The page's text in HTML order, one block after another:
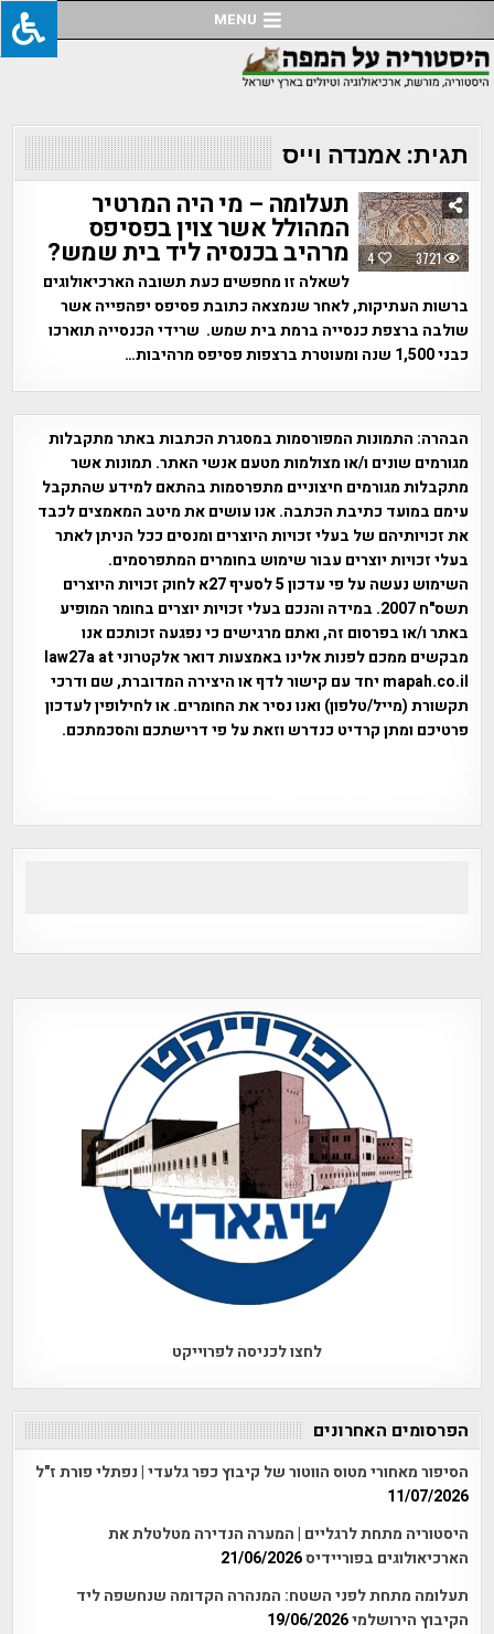
to
content
MENU
תגית:אמנדה וייס
4 3721
תעלומה – מי היה המרטיר
המהולל אשר צוין בפסיפס
מרהיב בכנסיה ליד בית שמש?
לשאלה זו מחפשים כעת תשובה הארכיאולוגים
ברשות העתיקות, לאחר שנמצאה כתובת פסיפס יפהפייה אשר
שולבה ברצפת כנסייה ברמת בית שמש. שרידי הכנסייה תוארכו
כבני 1,500 שנה ומעוטרת ברצפות פסיפס מרהיבות…
הבהרה: התמונות המפורסמות במסגרת הכתבות באתר מתקבלות
מגורמים שונים ו/או מצולמות מטעם אנשי האתר. תמונות אשר
מתקבלות מגורמים חיצוניים מתפרסמות בהתאם למידע שהתקבל
עימם במועד כתיבת הכתבה. אנו עושים את מיטב המאמצים לכבד
את זכויותיהם של בעלי זכויות היוצרים ומנסים ככל הניתן לאתר
בעלי זכויות יוצרים עבור שימוש בחומרים המתפרסמים.
השימוש נעשה על פי עדכון 5 לסעיף 27א לחוק זכויות היוצרים
תשס"ח 2007. במידה והנכם בעלי זכויות יוצרים בחומר המופיע
באתר ו/או בפרסום זה, ואתם מרגישים כי נפגעה זכותכם אנו
מבקשים ממכם לפנות אלינו באמצעות דואר אלקטרוני law27a at
mapah.co.il יחד עם קישור לדף או היצירה המדוברת, שם ודרכי
תקשורת (מייל/טלפון) ואנו נסיר את החומרים. או לחילופין לעדכון
פרטיכם ומתן קרדיט כנדרש וזאת על פי דרישתכם והסכמתכם.
לחצו לכניסה לפרוייקט
הפרסומים האחרונים
הסיפור מאחורי מטוס הווטור של קיבוץ כפר גלעדי | נפתלי פורת ז"ל
11/07/2026
היסטוריה מתחת לרגליים | המערה הנדירה מטלטלת את
הארכיאולוגים בפוריידיס21/06/2026
תעלומה מתחת לפני השטח: המנהרה הקדומה שנחשפה ליד
הקיבוץ הירושלמי19/06/2026